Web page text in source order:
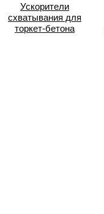
Ускорители
схватывания для
торкет-бетона